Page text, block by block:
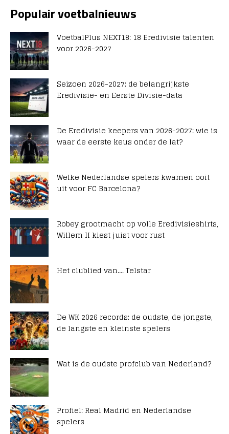
Populair voetbalnieuws
VoetbalPlus NEXT18: 18 Eredivisie talenten
voor 2026-2027
Seizoen 2026-2027: de belangrijkste
Eredivisie- en Eerste Divisie-data
De Eredivisie keepers van 2026-2027: wie is
waar de eerste keus onder de lat?
Welke Nederlandse spelers kwamen ooit
uit voor FC Barcelona?
Robey grootmacht op volle Eredivisieshirts,
Willem II kiest juist voor rust
Het clublied van…. Telstar
De WK 2026 records: de oudste, de jongste,
de langste en kleinste spelers
Wat is de oudste profclub van Nederland?
Profiel: Real Madrid en Nederlandse
spelers